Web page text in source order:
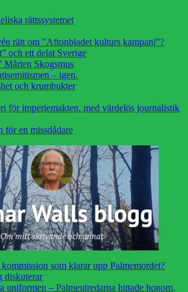
rättssystemet
rätt om ”Aftonbladet kulturs kampanj”?
och ett delat Sverige
Mårten Skogsmus
– igen.
och krumbukter
för imperiemakten, med värdelös journalistik
för en missdådare
som klarar upp Palmemordet?
diskuterar
uniformen – Palmeutredarna hittade honom,